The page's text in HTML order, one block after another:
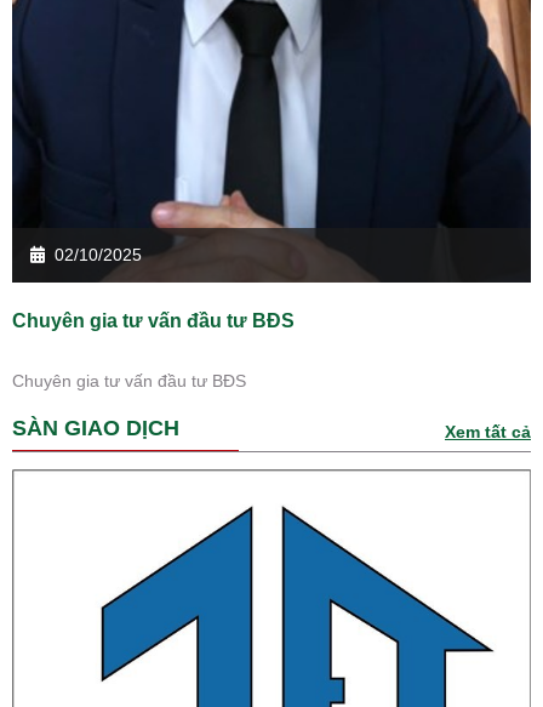
02/10/2025
Chuyên gia tư vấn đầu tư BĐS
Chuyên gia tư vấn đầu tư BĐS
SÀN GIAO DỊCH Xem tất cả